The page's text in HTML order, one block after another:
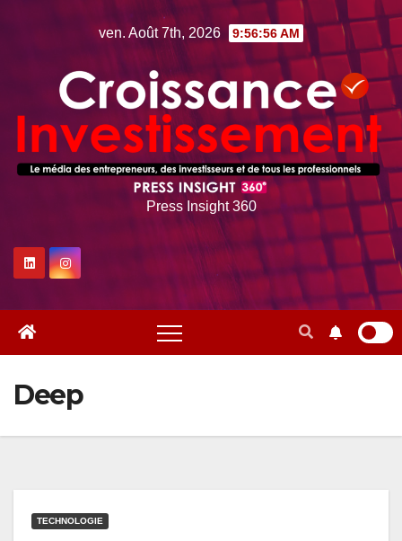
ven. Août 7th, 2026 9:56:57 AM
Press Insight 360
Deep
TECHNOLOGIE